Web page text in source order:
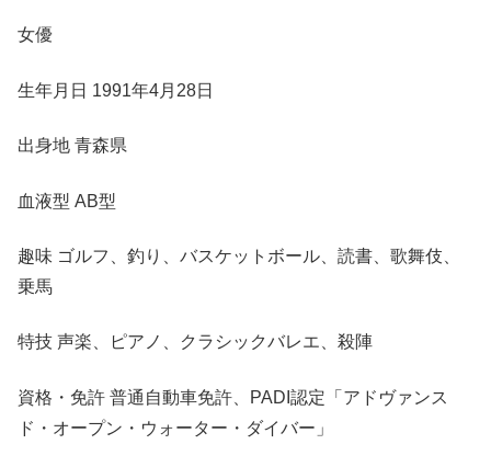
女優
生年月日 1991年4月28日
出身地 青森県
血液型 AB型
趣味 ゴルフ、釣り、バスケットボール、読書、歌舞伎、
乗馬
特技 声楽、ピアノ、クラシックバレエ、殺陣
資格・免許 普通自動車免許、PADI認定「アドヴァンス
ド・オープン・ウォーター・ダイバー」